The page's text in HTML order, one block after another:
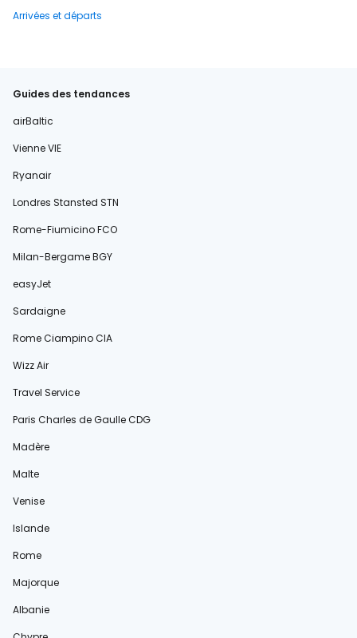
Arrivées et départs
Guides des tendances
airBaltic
Vienne VIE
Ryanair
Londres Stansted STN
Rome-Fiumicino FCO
Milan-Bergame BGY
easyJet
Sardaigne
Rome Ciampino CIA
Wizz Air
Travel Service
Paris Charles de Gaulle CDG
Madère
Malte
Venise
Islande
Rome
Majorque
Albanie